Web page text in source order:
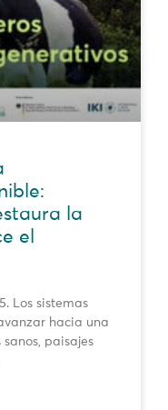
la
el
Los sistemas
hacia una
paisajes